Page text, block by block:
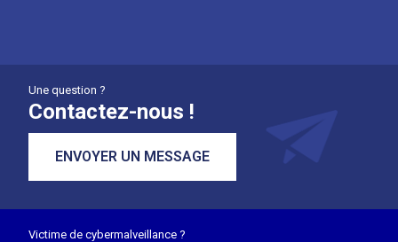
Une question ?
Contactez-nous !
ENVOYER UN MESSAGE
Victime de cybermalveillance ?